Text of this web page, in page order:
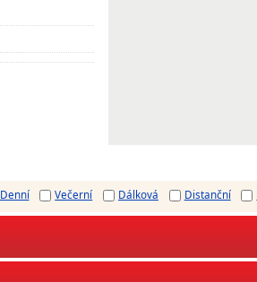
Denní Večerní Dálková Distanční